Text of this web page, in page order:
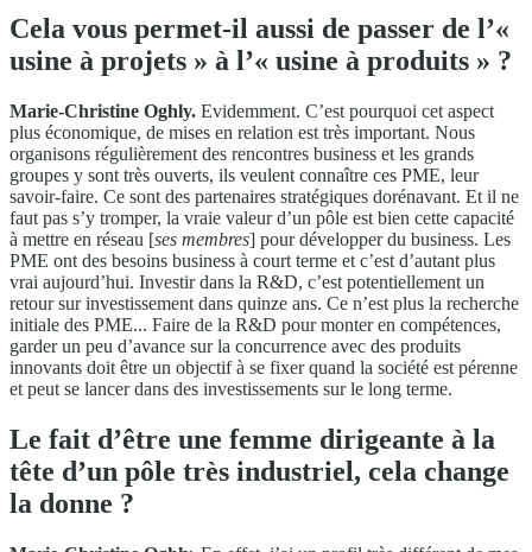
Cela vous permet-il aussi de passer de l’«
usine à projets » à l’« usine à produits » ?
Marie-Christine Oghly. Evidemment. C’est pourquoi cet aspect
plus économique, de mises en relation est très important. Nous
organisons régulièrement des rencontres business et les grands
groupes y sont très ouverts, ils veulent connaître ces PME, leur
savoir-faire. Ce sont des partenaires stratégiques dorénavant. Et il ne
faut pas s’y tromper, la vraie valeur d’un pôle est bien cette capacité
à mettre en réseau [ses membres] pour développer du business. Les
PME ont des besoins business à court terme et c’est d’autant plus
vrai aujourd’hui. Investir dans la R&D, c’est potentiellement un
retour sur investissement dans quinze ans. Ce n’est plus la recherche
initiale des PME... Faire de la R&D pour monter en compétences,
garder un peu d’avance sur la concurrence avec des produits
innovants doit être un objectif à se fixer quand la société est pérenne
et peut se lancer dans des investissements sur le long terme.
Le fait d’être une femme dirigeante à la
tête d’un pôle très industriel, cela change
la donne ?